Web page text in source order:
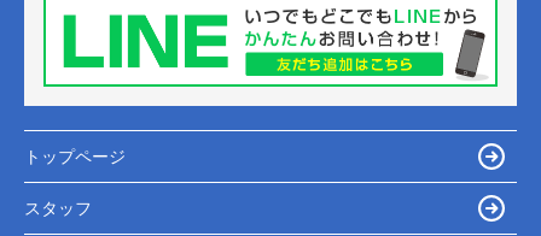
トップページ
スタッフ